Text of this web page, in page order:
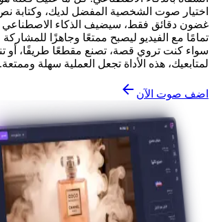
اختيار صوت الشخصية المفضل لديك، وكتابة
غضون دقائق فقط، سيضيف الذكاء الاصطناعي
تمامًا مع الفيديو ليصبح ممتعًا وجاهزًا
سواء كنت تروي قصة، تصنع مقطعًا طريفًا، أو
لمتابعيك، هذه الأداة تجعل العملية سهلة وممتعة.
اضف صوت الآن